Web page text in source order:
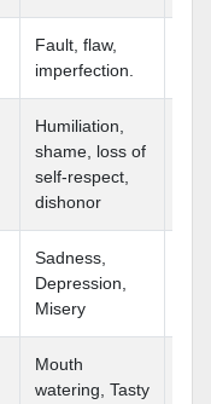
Fault, flaw,
imperfection.
Humiliation,
shame, loss of
self-respect,
dishonor
Sadness,
Depression,
Misery
Mouth
watering, Tasty